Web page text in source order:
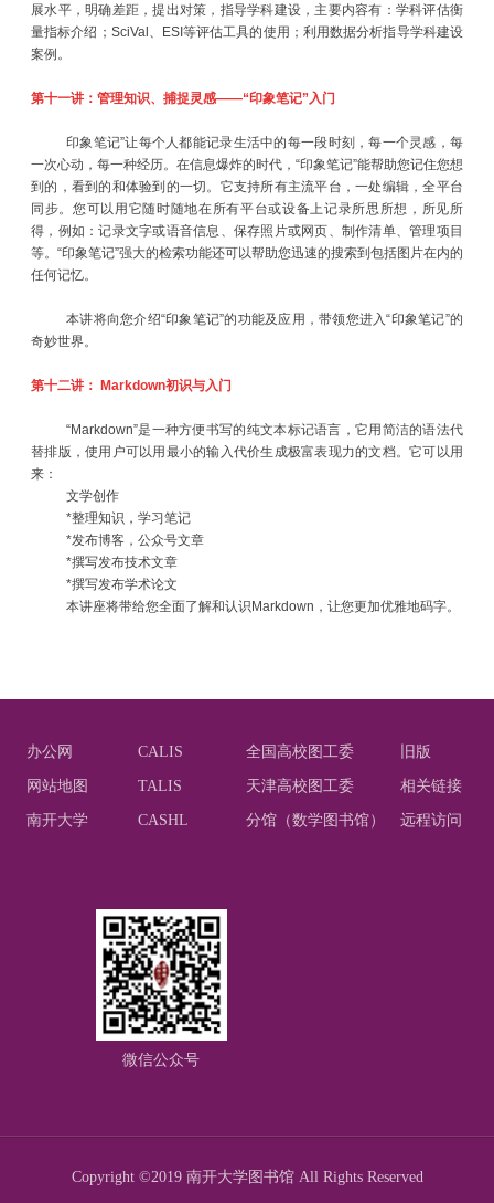
展水平，明确差距，提出对策，指导学科建设，主要内容有：学科评估衡
量指标介绍；SciVal、ESI等评估工具的使用；利用数据分析指导学科建设
案例。
第十一讲：管理知识、捕捉灵感——“印象笔记”入门
印象笔记”让每个人都能记录生活中的每一段时刻，每一个灵感，每
一次心动，每一种经历。在信息爆炸的时代，“印象笔记”能帮助您记住您想
到的，看到的和体验到的一切。它支持所有主流平台，一处编辑，全平台
同步。您可以用它随时随地在所有平台或设备上记录所思所想，所见所
得，例如：记录文字或语音信息、保存照片或网页、制作清单、管理项目
等。“印象笔记”强大的检索功能还可以帮助您迅速的搜索到包括图片在内的
任何记忆。
本讲将向您介绍“印象笔记”的功能及应用，带领您进入“印象笔记”的
奇妙世界。
第十二讲： Markdown初识与入门
“Markdown”是一种方便书写的纯文本标记语言，它用简洁的语法代
替排版，使用户可以用最小的输入代价生成极富表现力的文档。它可以用
来：
文学创作
*整理知识，学习笔记
*发布博客，公众号文章
*撰写发布技术文章
*撰写发布学术论文
本讲座将带给您全面了解和认识Markdown，让您更加优雅地码字。
办公网 CALIS 全国高校图工委 旧版
网站地图 TALIS 天津高校图工委 相关链接
南开大学 CASHL 分馆（数学图书馆） 远程访问
微信公众号
Copyright ©2019 南开大学图书馆 All Rights Reserved